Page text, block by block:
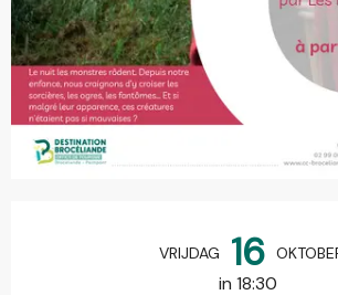
VRIJDAG 16
in 18:30